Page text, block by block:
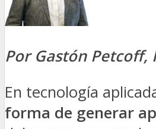
Por Gastón Petcoff,
En tecnología
forma de generar